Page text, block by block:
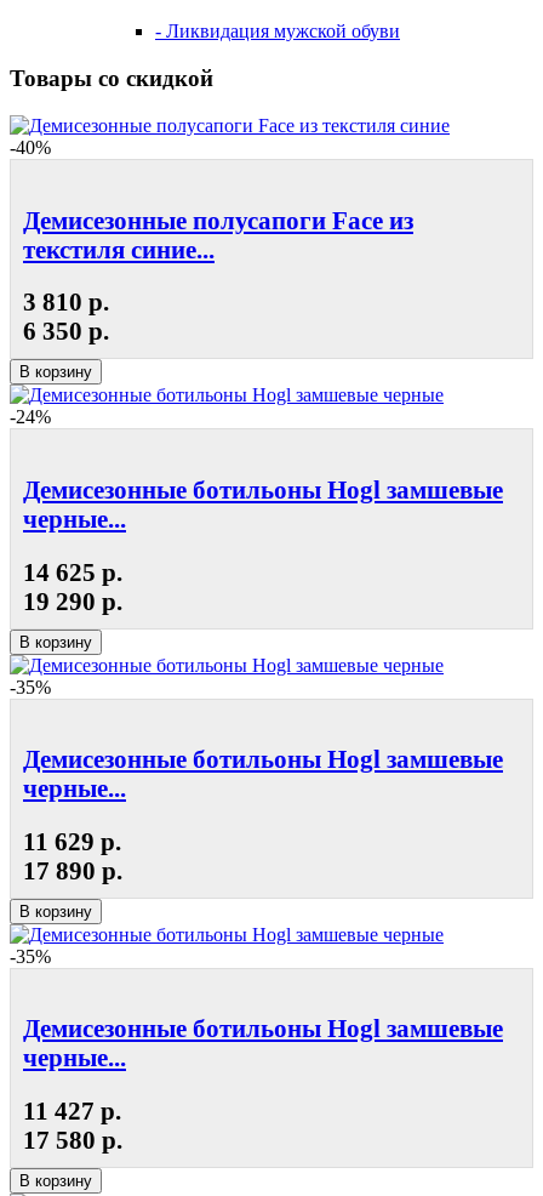
- Ликвидация мужской обуви
Товары со скидкой
-40%
Демисезонные полусапоги Face из
текстиля синие...
3 810 р.
6 350 р.
В корзину
-24%
Демисезонные ботильоны Hogl замшевые
черные...
14 625 р.
19 290 р.
В корзину
-35%
Демисезонные ботильоны Hogl замшевые
черные...
11 629 р.
17 890 р.
В корзину
-35%
Демисезонные ботильоны Hogl замшевые
черные...
11 427 р.
17 580 р.
В корзину